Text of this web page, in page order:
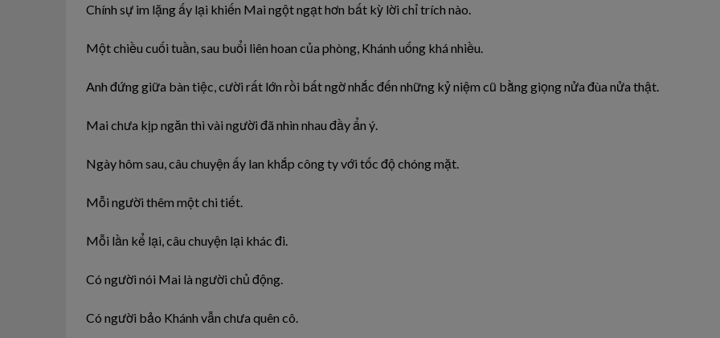
Chính sự im lặng ấy lại khiến Mai ngột ngạt hơn bất kỳ lời chỉ trích nào.
Một chiều cuối tuần, sau buổi liên hoan của phòng, Khánh uống khá nhiều.
Anh đứng giữa bàn tiệc, cười rất lớn rồi bất ngờ nhắc đến những kỷ niệm cũ bằng giọng nửa đùa nửa thật.
Mai chưa kịp ngăn thì vài người đã nhìn nhau đầy ẩn ý.
Ngày hôm sau, câu chuyện ấy lan khắp công ty với tốc độ chóng mặt.
Mỗi người thêm một chi tiết.
Mỗi lần kể lại, câu chuyện lại khác đi.
Có người nói Mai là người chủ động.
Có người bảo Khánh vẫn chưa quên cô.